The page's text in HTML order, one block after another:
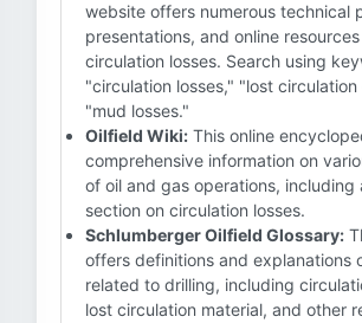
website offers numerous technical
presentations, and online
circulation losses. Search using
"circulation losses," "lost
"mud losses."
Oilfield Wiki: This online
comprehensive information on
of oil and gas operations, including
section on circulation losses.
Schlumberger Oilfield Glossary:
offers definitions and explanations
related to drilling, including
lost circulation material, and other